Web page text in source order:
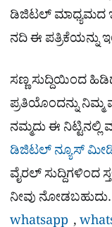
ಡಿಜಿಟಲ್ ಮಾಧ್ಯಮದ
ನದಿ ಈ ಪತ್ರಿಕೆಯನ್ನು
ಸಣ್ಣ ಸುದ್ದಿಯಿಂದ
ಪ್ರತಿಯೊಂದನ್ನು
ನಮ್ಮದು ಈ
ಡಿಜಿಟಲ್ ನ್ಯೂಸ್
ವೈರಲ್​ ಸುದ್ದಿಗಳಿಂದ
ನೀವು